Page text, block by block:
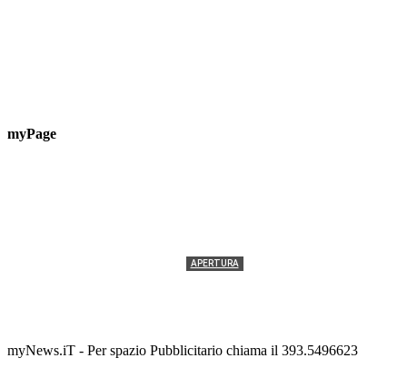
myPage
APERTURA
myNews.iT - Per spazio Pubblicitario chiama il 393.5496623